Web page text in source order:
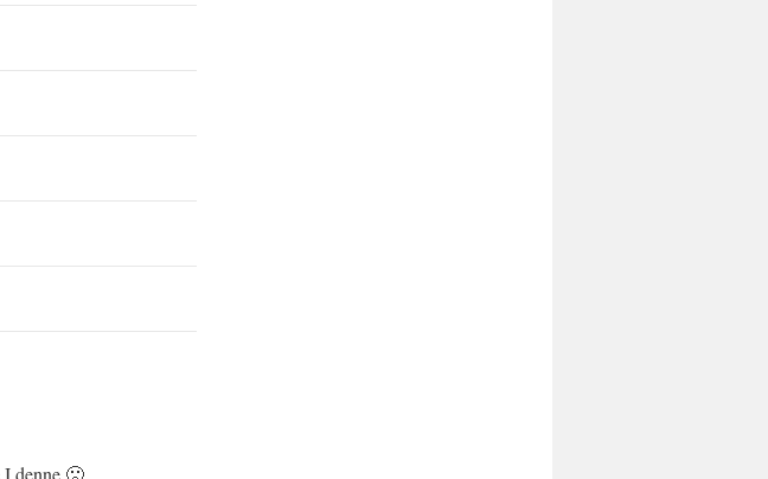
I denne 🙁